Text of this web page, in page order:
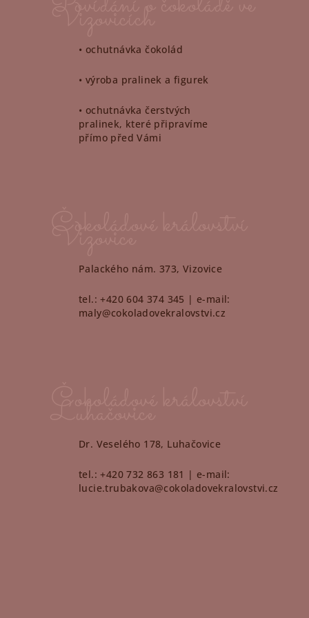
• ochutnávka čokolád
• výroba pralinek a figurek
• ochutnávka čerstvých
pralinek, které připravíme
přímo před Vámi
Palackého nám. 373, Vizovice
tel.: +420 604 374 345 | e-mail:
maly@cokoladovekralovstvi.cz
Dr. Veselého 178, Luhačovice
tel.: +420 732 863 181 | e-mail:
lucie.trubakova@cokoladovekralovstvi.cz